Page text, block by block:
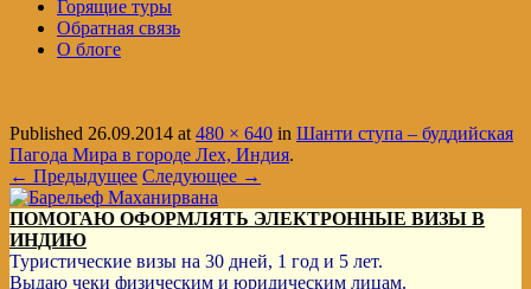
Горящие туры
Обратная связь
О блоге
Published 26.09.2014 at480 × 640 in Шанти ступа – буддийская
Пагода Мира в городе Лех, Индия.
← Предыдущее Следующее →
ПОМОГАЮ ОФОРМЛЯТЬ ЭЛЕКТРОННЫЕ ВИЗЫ В
ИНДИЮ
Туристические визы на 30 дней, 1 год и 5 лет.
Выдаю чеки физическим и юридическим лицам.